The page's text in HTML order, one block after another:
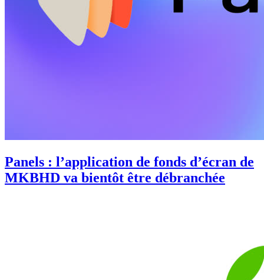
Panels : l’application de fonds d’écran de
MKBHD va bientôt être débranchée